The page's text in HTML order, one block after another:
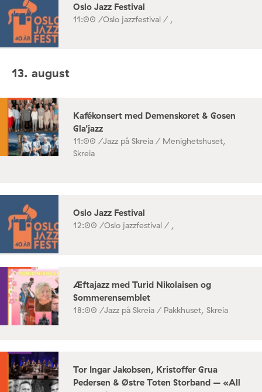
Oslo Jazz Festival
11:00 /Oslo jazzfestival / ,
13. august
Kafékonsert med Demenskoret & Gosen
Gla’jazz
11:00 /Jazz på Skreia / Menighetshuset,
Skreia
Oslo Jazz Festival
12:00 /Oslo jazzfestival / ,
Æftajazz med Turid Nikolaisen og
Sommerensemblet
18:00 /Jazz på Skreia / Pakkhuset, Skreia
Tor Ingar Jakobsen, Kristoffer Grua
Pedersen & Østre Toten Storband – «All